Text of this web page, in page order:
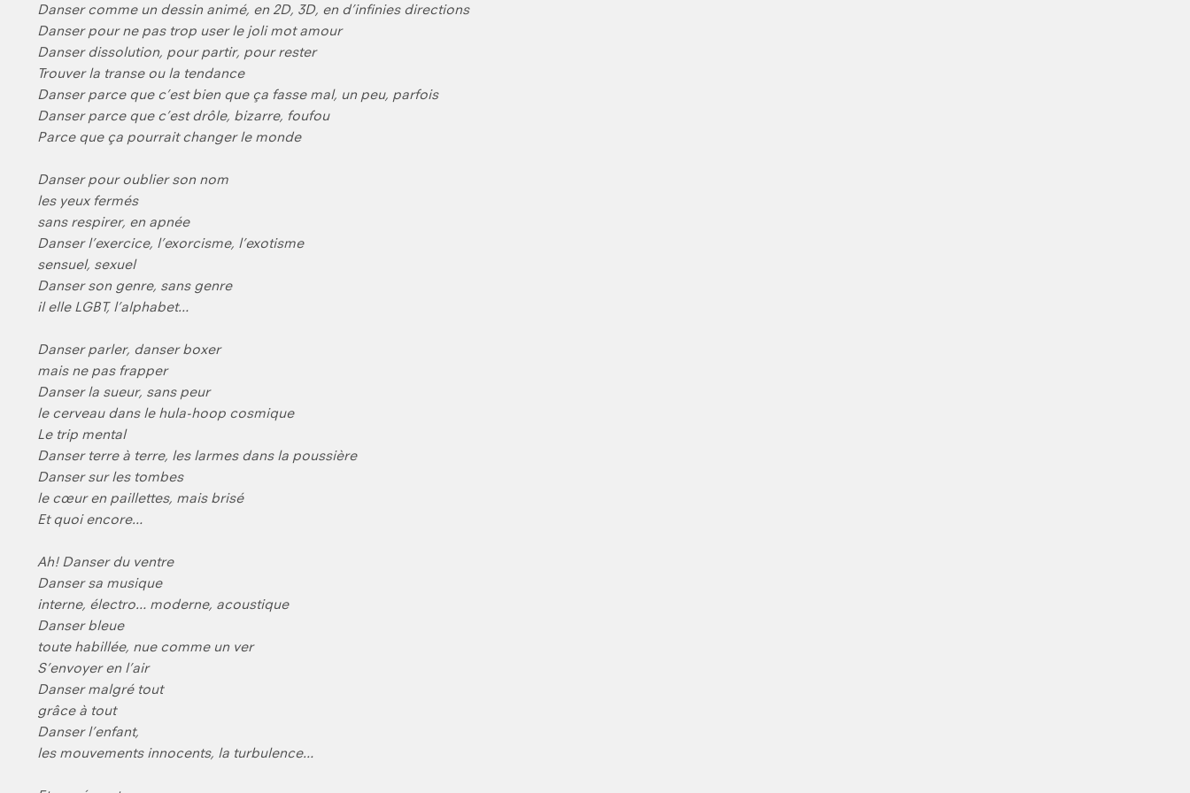
Danser comme un dessin animé, en 2D, 3D, en d’infinies directions
Danser pour ne pas trop user le joli mot amour
Danser dissolution, pour partir, pour rester
Trouver la transe ou la tendance
Danser parce que c’est bien que ça fasse mal, un peu, parfois
Danser parce que c’est drôle, bizarre, foufou
Parce que ça pourrait changer le monde
Danser pour oublier son nom
les yeux fermés
sans respirer, en apnée
Danser l’exercice, l’exorcisme, l’exotisme
sensuel, sexuel
Danser son genre, sans genre
il elle LGBT, l’alphabet…
Danser parler, danser boxer
mais ne pas frapper
Danser la sueur, sans peur
le cerveau dans le hula-hoop cosmique
Le trip mental
Danser terre à terre, les larmes dans la poussière
Danser sur les tombes
le cœur en paillettes, mais brisé
Et quoi encore…
Ah! Danser du ventre
Danser sa musique
interne, électro… moderne, acoustique
Danser bleue
toute habillée, nue comme un ver
S’envoyer en l’air
Danser malgré tout
grâce à tout
Danser l’enfant,
les mouvements innocents, la turbulence…